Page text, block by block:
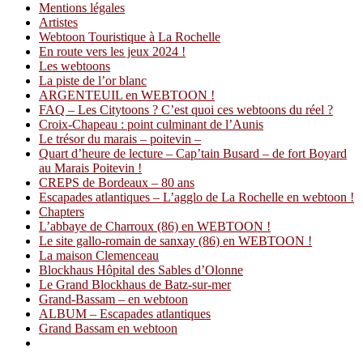
Mentions légales
Artistes
Webtoon Touristique à La Rochelle
En route vers les jeux 2024 !
Les webtoons
La piste de l’or blanc
ARGENTEUIL en WEBTOON !
FAQ – Les Citytoons ? C’est quoi ces webtoons du réel ?
Croix-Chapeau : point culminant de l’Aunis
Le trésor du marais – poitevin –
Quart d’heure de lecture – Cap’tain Busard – de fort Boyard
au Marais Poitevin !
CREPS de Bordeaux – 80 ans
Escapades atlantiques – L’agglo de La Rochelle en webtoon !
Chapters
L’abbaye de Charroux (86) en WEBTOON !
Le site gallo-romain de sanxay (86) en WEBTOON !
La maison Clemenceau
Blockhaus Hôpital des Sables d’Olonne
Le Grand Blockhaus de Batz-sur-mer
Grand-Bassam – en webtoon
ALBUM – Escapades atlantiques
Grand Bassam en webtoon